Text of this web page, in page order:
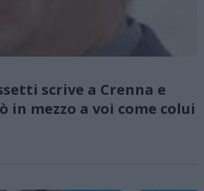
scrive a Crenna e
in mezzo a voi come colui